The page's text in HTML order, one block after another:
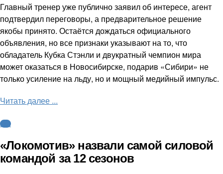
Главный тренер уже публично заявил об интересе, агент
подтвердил переговоры, а предварительное решение
якобы принято. Остаётся дождаться официального
объявления, но все признаки указывают на то, что
обладатель Кубка Стэнли и двукратный чемпион мира
может оказаться в Новосибирске, подарив «Сибири» не
только усиление на льду, но и мощный медийный импульс.
Читать далее ...
КХЛ
«Локомотив» назвали самой силовой
командой за 12 сезонов